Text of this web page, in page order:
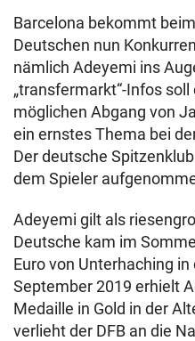
Barcelona bekommt
Deutschen nun
nämlich Adeyemi ins
„transfermarkt“-Infos
möglichen Abgang von
ein ernstes Thema bei
Der deutsche
dem Spieler
Adeyemi gilt als
Deutsche kam im
Euro von Unterhaching
September 2019 erhielt
Medaille in Gold in der
verlieht der DFB an die